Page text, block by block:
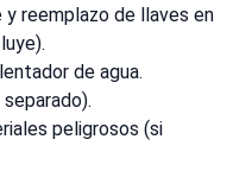
reemplazo de llaves en
de agua.
peligrosos (si